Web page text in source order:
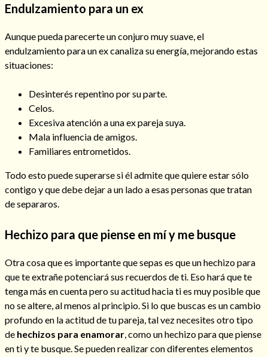
Hechizo de amor(593)
Oraciones(3)
Rituales(72)
Tarot online
Mi rincón
Mis libros favoritos
Mi Blog
¿Qué es el tarot?
Endulzamiento para un ex
Aunque pueda parecerte un conjuro muy suave, el
endulzamiento para un ex canaliza su energía, mejorando estas
situaciones:
Desinterés repentino por su parte.
Celos.
Excesiva atención a una ex pareja suya.
Mala influencia de amigos.
Familiares entrometidos.
Todo esto puede superarse si él admite que quiere estar sólo
contigo y que debe dejar a un lado a esas personas que tratan
de separaros.
Hechizo para que piense en mí y me busque
Otra cosa que es importante que sepas es que un hechizo para
que te extrañe potenciará sus recuerdos de ti. Eso hará que te
tenga más en cuenta pero su actitud hacia ti es muy posible que
no se altere, al menos al principio. Si lo que buscas es un cambio
profundo en la actitud de tu pareja, tal vez necesites otro tipo
de hechizos para enamorar , como un hechizo para que piense
en ti y te busque. Se pueden realizar con diferentes elementos